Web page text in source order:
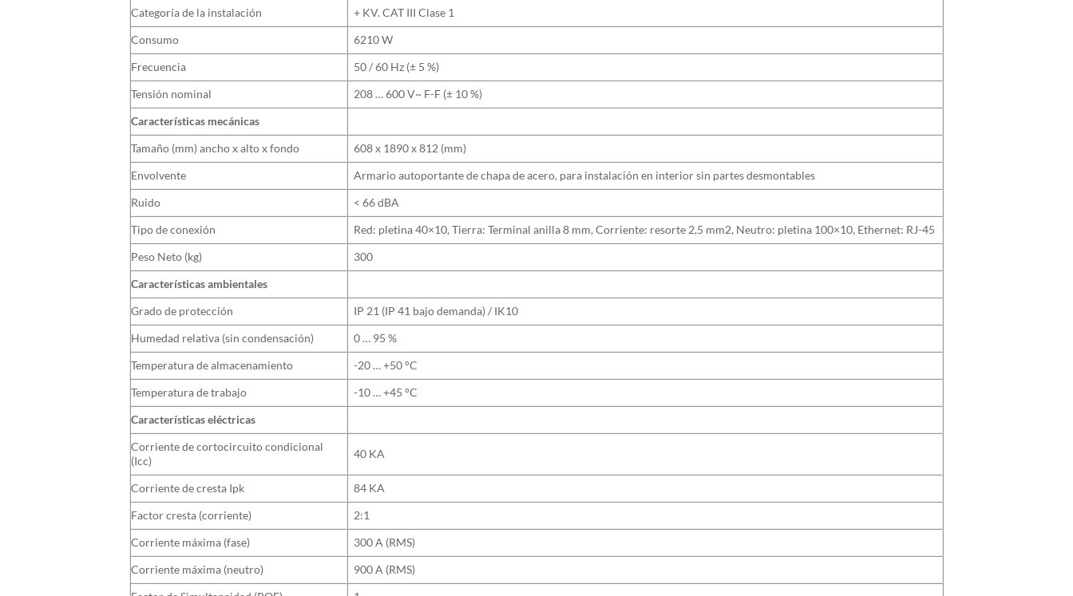
Categoría de la instalación
+ KV. CAT III Clase 1
Consumo
6210 W
Frecuencia
50 / 60 Hz (± 5 %)
Tensión nominal
208 … 600 V~ F-F (± 10 %)
Características mecánicas
Tamaño (mm) ancho x alto x fondo
608 x 1890 x 812 (mm)
Envolvente
Armario autoportante de chapa de acero, para instalación en interior sin partes desmontables
Ruido
< 66 dBA
Tipo de conexión
Red: pletina 40×10, Tierra: Terminal anilla 8 mm, Corriente: resorte 2,5 mm2, Neutro: pletina 100×10, Ethernet: RJ-45
Peso Neto (kg)
300
Características ambientales
Grado de protección
IP 21 (IP 41 bajo demanda) / IK10
Humedad relativa (sin condensación)
0 … 95 %
Temperatura de almacenamiento
-20 … +50 °C
Temperatura de trabajo
-10 … +45 °C
Características eléctricas
Corriente de cortocircuito condicional
(Icc)
40 KA
Corriente de cresta Ipk
84 KA
Factor cresta (corriente)
2:1
Corriente máxima (fase)
300 A (RMS)
Corriente máxima (neutro)
900 A (RMS)